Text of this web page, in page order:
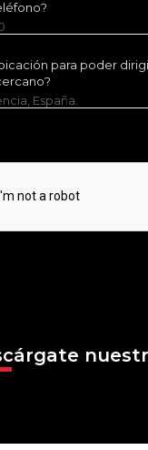
para poder
España.